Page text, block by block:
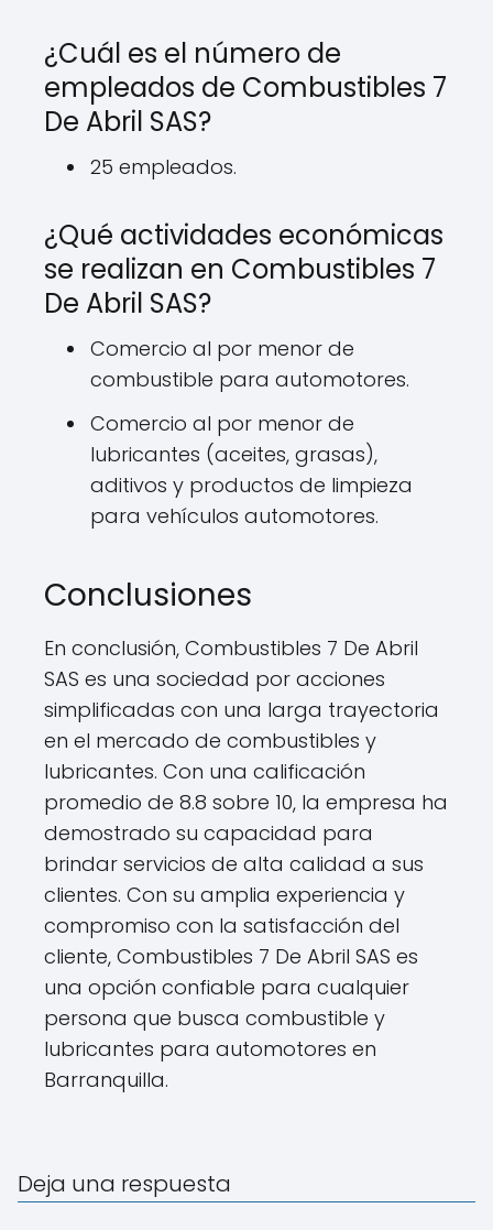
¿Cuál es el número de
empleados de Combustibles 7
De Abril SAS?
25 empleados.
¿Qué actividades económicas
se realizan en Combustibles 7
De Abril SAS?
Comercio al por menor de
combustible para automotores.
Comercio al por menor de
lubricantes (aceites, grasas),
aditivos y productos de limpieza
para vehículos automotores.
Conclusiones
En conclusión, Combustibles 7 De Abril
SAS es una sociedad por acciones
simplificadas con una larga trayectoria
en el mercado de combustibles y
lubricantes. Con una calificación
promedio de 8.8 sobre 10, la empresa ha
demostrado su capacidad para
brindar servicios de alta calidad a sus
clientes. Con su amplia experiencia y
compromiso con la satisfacción del
cliente, Combustibles 7 De Abril SAS es
una opción confiable para cualquier
persona que busca combustible y
lubricantes para automotores en
Barranquilla.
Deja una respuesta